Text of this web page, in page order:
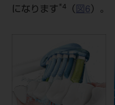
になります *4（ 図6）。